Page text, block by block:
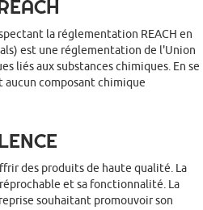
la réglementation REACH en
est une réglementation de l'Union
liés aux substances chimiques. En se
composant chimique
des produits de haute qualité. La
et sa fonctionnalité. La
souhaitant promouvoir son